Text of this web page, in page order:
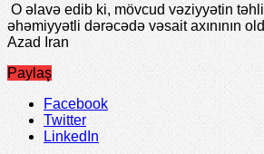
O əlavə edib ki, mövcud vəziyyətin
əhəmiyyətli dərəcədə vəsait axınının
Azad Iran
Paylaş
Facebook
Twitter
LinkedIn